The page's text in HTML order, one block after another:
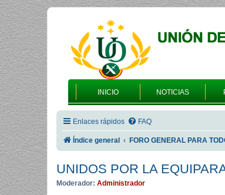
INICIO NOTICIAS
Enlaces rápidos FAQ
Índice general FORO GENERAL PARA
UNIDOS POR LA
Moderador: Administrador